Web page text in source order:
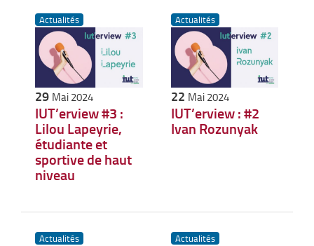
Actualités
29 Mai 2024
IUT’erview #3 :
Lilou Lapeyrie,
étudiante et
sportive de haut
niveau
Actualités
22 Mai 2024
IUT’erview : #2
Ivan Rozunyak
Actualités Actualités